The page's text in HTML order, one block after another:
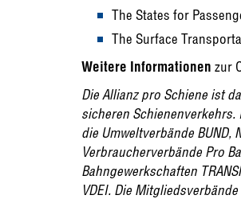
The States for
The Surface
Weitere Informationen zur
Die Allianz pro Schiene ist
sicheren
die Umweltverbände BUND,
Verbraucherverbände Pro
Bahngewerkschaften
VDEI. Die